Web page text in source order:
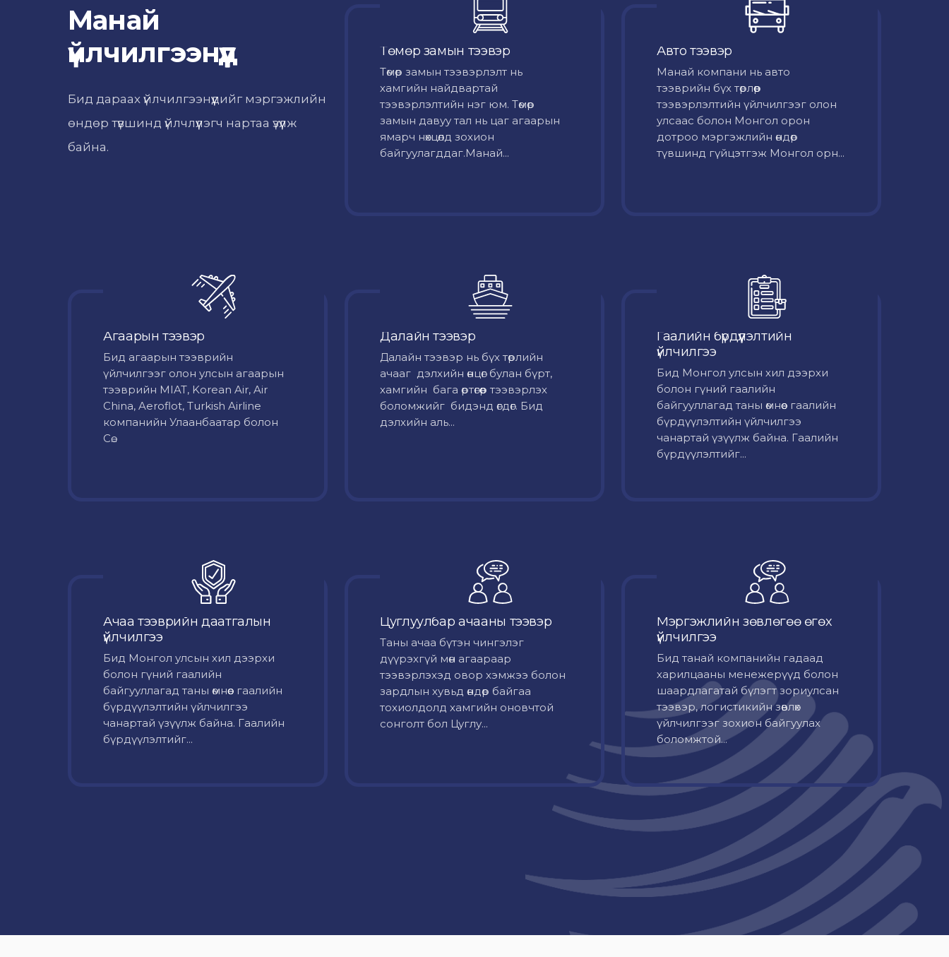
Манай
үйлчилгээнүүд
Бид дараах үйлчилгээнүүдийг мэргэжлийн
өндөр түвшинд үйлчлүүлэгч нартаа үзүүлж
байна.
Төмөр замын тээвэр
Төмөр замын тээвэрлэлт нь
хамгийн найдвартай
тээвэрлэлтийн нэг юм. Төмөр
замын давуу тал нь цаг агаарын
ямарч нөхцөлд зохион
байгуулагддаг.Манай...
Авто тээвэр
Mанай компани нь авто
тээврийн бүх төрлөөр
тээвэрлэлтийн үйлчилгээг олон
улсаас болон Монгол орон
дотроо мэргэжлийн өндөр
түвшинд гүйцэтгэж Монгол орн...
Агаарын тээвэр
Бид агаарын тээврийн
үйлчилгээг олон улсын агаарын
тээврийн MIAT, Korean Air, Air
China, Aeroflot, Turkish Airline
компанийн Улаанбаатар болон
Сө...
Далайн тээвэр
Далайн тээвэр нь бүх төрлийн
ачааг дэлхийн өнцөг булан бүрт,
хамгийн бага өртөгөөр тээвэрлэх
боломжийг бидэнд өгдөг. Бид
дэлхийн аль...
Гаалийн бүрдүүлэлтийн
үйлчилгээ
Бид Монгол улсын хил дээрхи
болон гүний гаалийн
байгууллагад таны өмнөөс гаалийн
бүрдүүлэлтийн үйлчилгээ
чанартай үзүүлж байна. Гаалийн
бүрдүүлэлтийг...
Ачаа тээврийн даатгалын
үйлчилгээ
Бид Монгол улсын хил дээрхи
болон гүний гаалийн
байгууллагад таны өмнөөс гаалийн
бүрдүүлэлтийн үйлчилгээ
чанартай үзүүлж байна. Гаалийн
бүрдүүлэлтийг...
Цуглуулбар ачааны тээвэр
Таны ачаа бүтэн чингэлэг
дүүрэхгүй мөн агаараар
тээвэрлэхэд овор хэмжээ болон
зардлын хувьд өндөр байгаа
тохиолдолд хамгийн оновчтой
сонголт бол Цуглу...
Мэргэжлийн зөвлөгөө өгөх
үйлчилгээ
Бид танай компанийн гадаад
харилцааны менежерүүд болон
шаардлагатай бүлэгт зориулсан
тээвэр, логистикийн зөвлөх
үйлчилгээг зохион байгуулах
боломжтой...